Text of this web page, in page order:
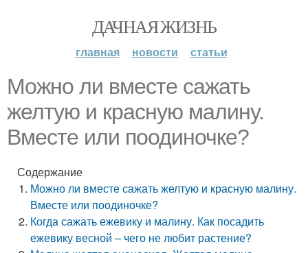
ДАЧНАЯ ЖИЗНЬ
главная новости статьи
Можно ли вместе сажать
желтую и красную малину.
Вместе или поодиночке?
Содержание
Можно ли вместе сажать желтую и красную малину.
Вместе или поодиночке?
Когда сажать ежевику и малину. Как посадить
ежевику весной – чего не любит растение?